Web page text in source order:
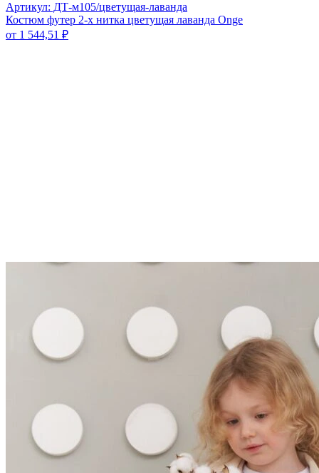
Артикул: ДТ-м105/цветущая-лаванда
Костюм футер 2-х нитка цветущая лаванда Onge
от 1 544,51 ₽